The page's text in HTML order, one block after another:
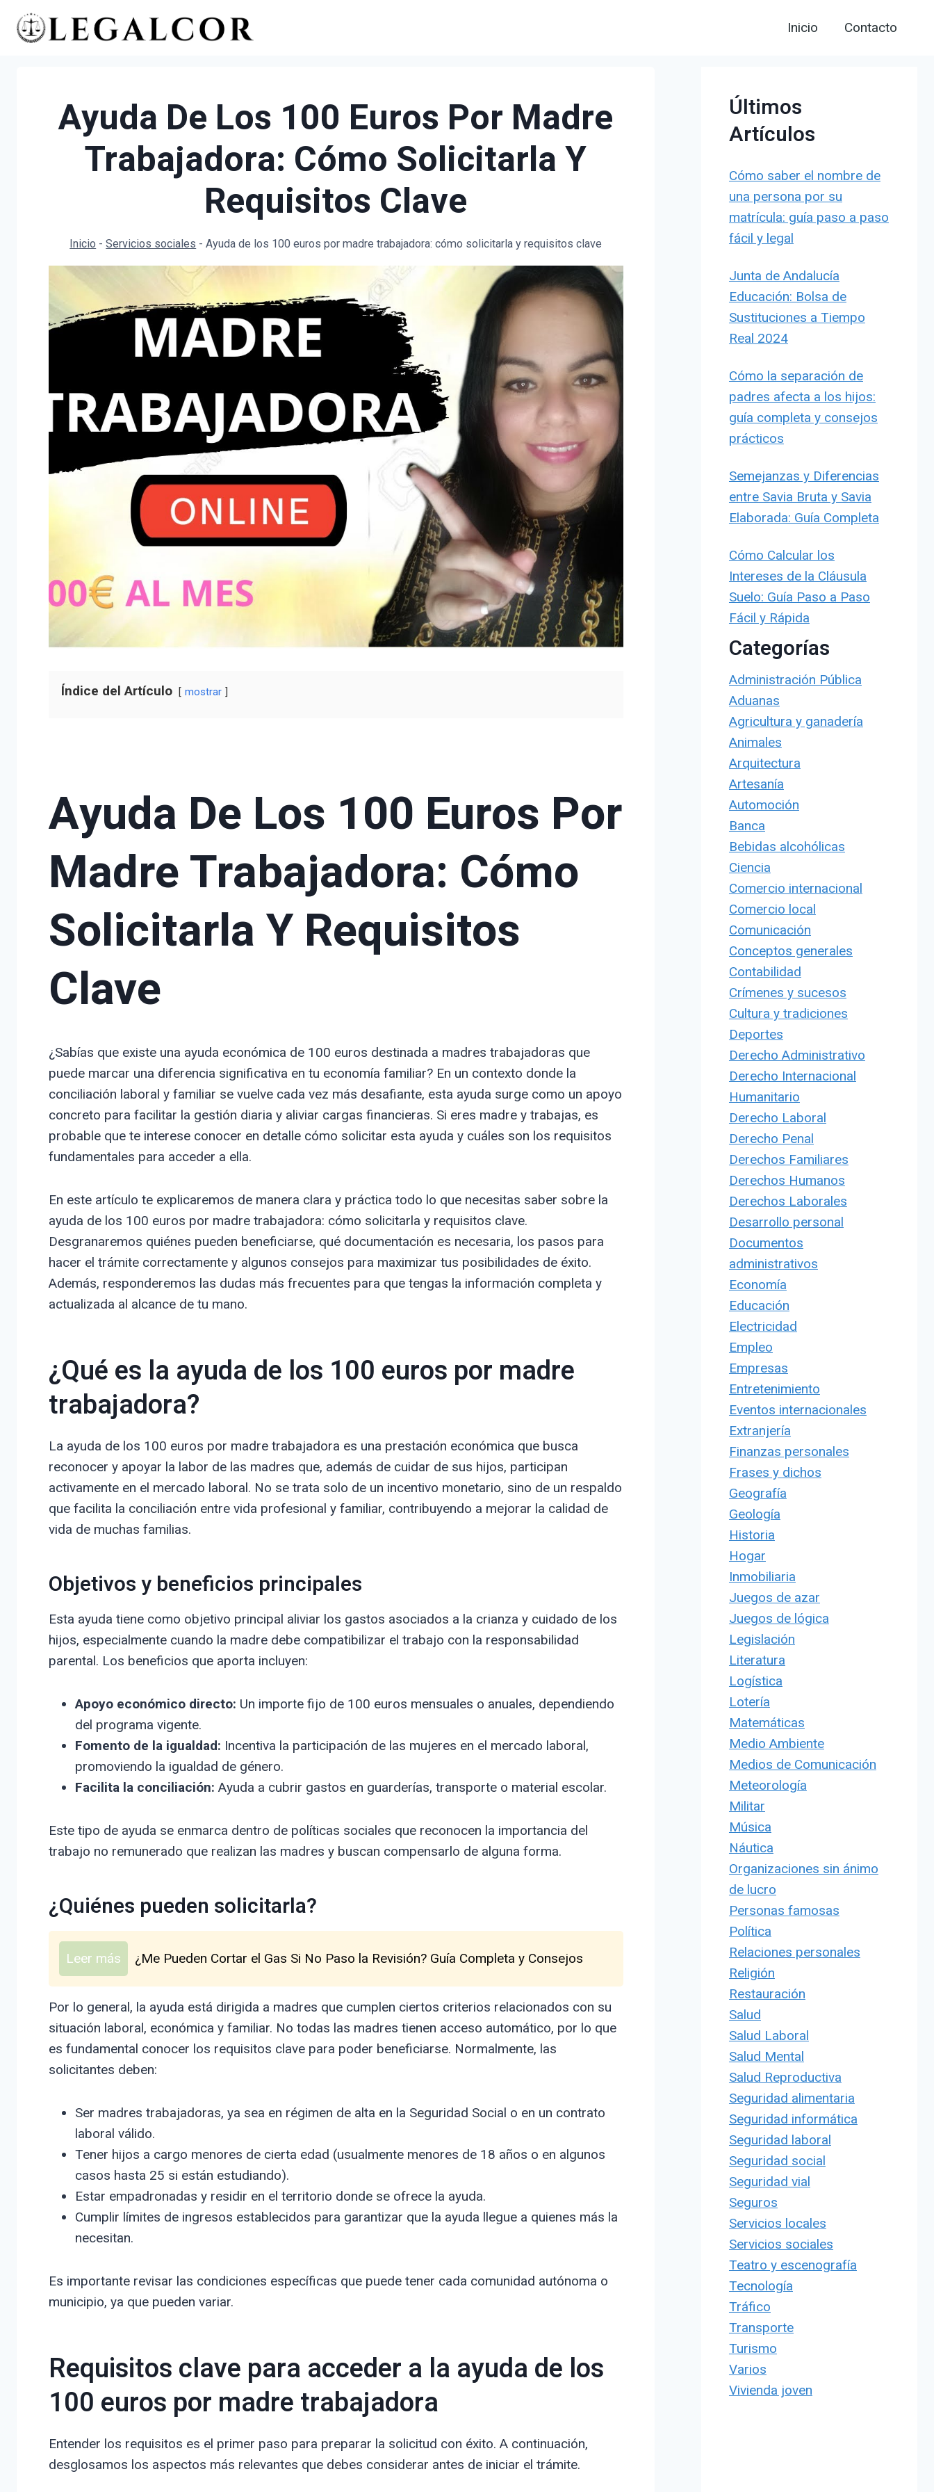
Saltar
Inicio Contacto
Ayuda De Los 100 Euros Por Madre
Trabajadora: Cómo Solicitarla Y
Requisitos Clave
Inicio -Servicios sociales -Ayuda de los 100 euros por madre trabajadora: cómo solicitarla y requisitos clave
Índice del Artículo mostrar
Ayuda De Los 100 Euros Por
Madre Trabajadora: Cómo
Solicitarla Y Requisitos
Clave
¿Sabías que existe una ayuda económica de 100 euros destinada a madres trabajadoras que
puede marcar una diferencia significativa en tu economía familiar? En un contexto donde la
conciliación laboral y familiar se vuelve cada vez más desafiante, esta ayuda surge como un apoyo
concreto para facilitar la gestión diaria y aliviar cargas financieras. Si eres madre y trabajas, es
probable que te interese conocer en detalle cómo solicitar esta ayuda y cuáles son los requisitos
fundamentales para acceder a ella.
En este artículo te explicaremos de manera clara y práctica todo lo que necesitas saber sobre la
ayuda de los 100 euros por madre trabajadora: cómo solicitarla y requisitos clave.
Desgranaremos quiénes pueden beneficiarse, qué documentación es necesaria, los pasos para
hacer el trámite correctamente y algunos consejos para maximizar tus posibilidades de éxito.
Además, responderemos las dudas más frecuentes para que tengas la información completa y
actualizada al alcance de tu mano.
¿Qué es la ayuda de los 100 euros por madre
trabajadora?
La ayuda de los 100 euros por madre trabajadora es una prestación económica que busca
reconocer y apoyar la labor de las madres que, además de cuidar de sus hijos, participan
activamente en el mercado laboral. No se trata solo de un incentivo monetario, sino de un respaldo
que facilita la conciliación entre vida profesional y familiar, contribuyendo a mejorar la calidad de
vida de muchas familias.
Objetivos y beneficios principales
Esta ayuda tiene como objetivo principal aliviar los gastos asociados a la crianza y cuidado de los
hijos, especialmente cuando la madre debe compatibilizar el trabajo con la responsabilidad
parental. Los beneficios que aporta incluyen:
Apoyo económico directo: Un importe fijo de 100 euros mensuales o anuales, dependiendo
del programa vigente.
Fomento de la igualdad: Incentiva la participación de las mujeres en el mercado laboral,
promoviendo la igualdad de género.
Facilita la conciliación: Ayuda a cubrir gastos en guarderías, transporte o material escolar.
Este tipo de ayuda se enmarca dentro de políticas sociales que reconocen la importancia del
trabajo no remunerado que realizan las madres y buscan compensarlo de alguna forma.
¿Quiénes pueden solicitarla?
Leer más ¿Me Pueden Cortar el Gas Si No Paso la Revisión? Guía Completa y Consejos
Por lo general, la ayuda está dirigida a madres que cumplen ciertos criterios relacionados con su
situación laboral, económica y familiar. No todas las madres tienen acceso automático, por lo que
es fundamental conocer los requisitos clave para poder beneficiarse. Normalmente, las
solicitantes deben:
Ser madres trabajadoras, ya sea en régimen de alta en la Seguridad Social o en un contrato
laboral válido.
Tener hijos a cargo menores de cierta edad (usualmente menores de 18 años o en algunos
casos hasta 25 si están estudiando).
Estar empadronadas y residir en el territorio donde se ofrece la ayuda.
Cumplir límites de ingresos establecidos para garantizar que la ayuda llegue a quienes más la
necesitan.
Es importante revisar las condiciones específicas que puede tener cada comunidad autónoma o
municipio, ya que pueden variar.
Requisitos clave para acceder a la ayuda de los
100 euros por madre trabajadora
Entender los requisitos es el primer paso para preparar la solicitud con éxito. A continuación,
desglosamos los aspectos más relevantes que debes considerar antes de iniciar el trámite.
Últimos
Artículos
Cómo saber el nombre de
una persona por su
matrícula: guía paso a paso
fácil y legal
Junta de Andalucía
Educación: Bolsa de
Sustituciones a Tiempo
Real 2024
Cómo la separación de
padres afecta a los hijos:
guía completa y consejos
prácticos
Semejanzas y Diferencias
entre Savia Bruta y Savia
Elaborada: Guía Completa
Cómo Calcular los
Intereses de la Cláusula
Suelo: Guía Paso a Paso
Fácil y Rápida
Categorías
Administración Pública
Aduanas
Agricultura y ganadería
Animales
Arquitectura
Artesanía
Automoción
Banca
Bebidas alcohólicas
Ciencia
Comercio internacional
Comercio local
Comunicación
Conceptos generales
Contabilidad
Crímenes y sucesos
Cultura y tradiciones
Deportes
Derecho Administrativo
Derecho Internacional
Humanitario
Derecho Laboral
Derecho Penal
Derechos Familiares
Derechos Humanos
Derechos Laborales
Desarrollo personal
Documentos
administrativos
Economía
Educación
Electricidad
Empleo
Empresas
Entretenimiento
Eventos internacionales
Extranjería
Finanzas personales
Frases y dichos
Geografía
Geología
Historia
Hogar
Inmobiliaria
Juegos de azar
Juegos de lógica
Legislación
Literatura
Logística
Lotería
Matemáticas
Medio Ambiente
Medios de Comunicación
Meteorología
Militar
Música
Náutica
Organizaciones sin ánimo
de lucro
Personas famosas
Política
Relaciones personales
Religión
Restauración
Salud
Salud Laboral
Salud Mental
Salud Reproductiva
Seguridad alimentaria
Seguridad informática
Seguridad laboral
Seguridad social
Seguridad vial
Seguros
Servicios locales
Servicios sociales
Teatro y escenografía
Tecnología
Tráfico
Transporte
Turismo
Varios
Vivienda joven